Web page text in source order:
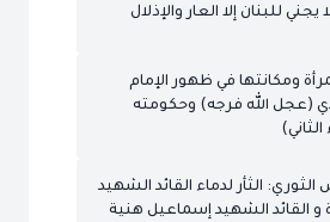
يجني للبنان إلا العار والإذلال
ومكانتها في ظهور الإمام
(عجل الله فرجه) وحكومته
الثاني)
الثوري: الثأر لدماء القائد الشهيد
و القائد الشهيد إسماعيل هنية